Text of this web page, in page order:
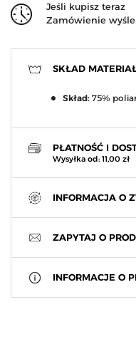
Jeśli kupisz teraz
Zamówienie
SKŁAD
Skład: 75%
PŁATNOŚĆ I
Wysyłka od: 11,00 zł
INFORMACJA O
ZAPYTAJ O
INFORMACJE O